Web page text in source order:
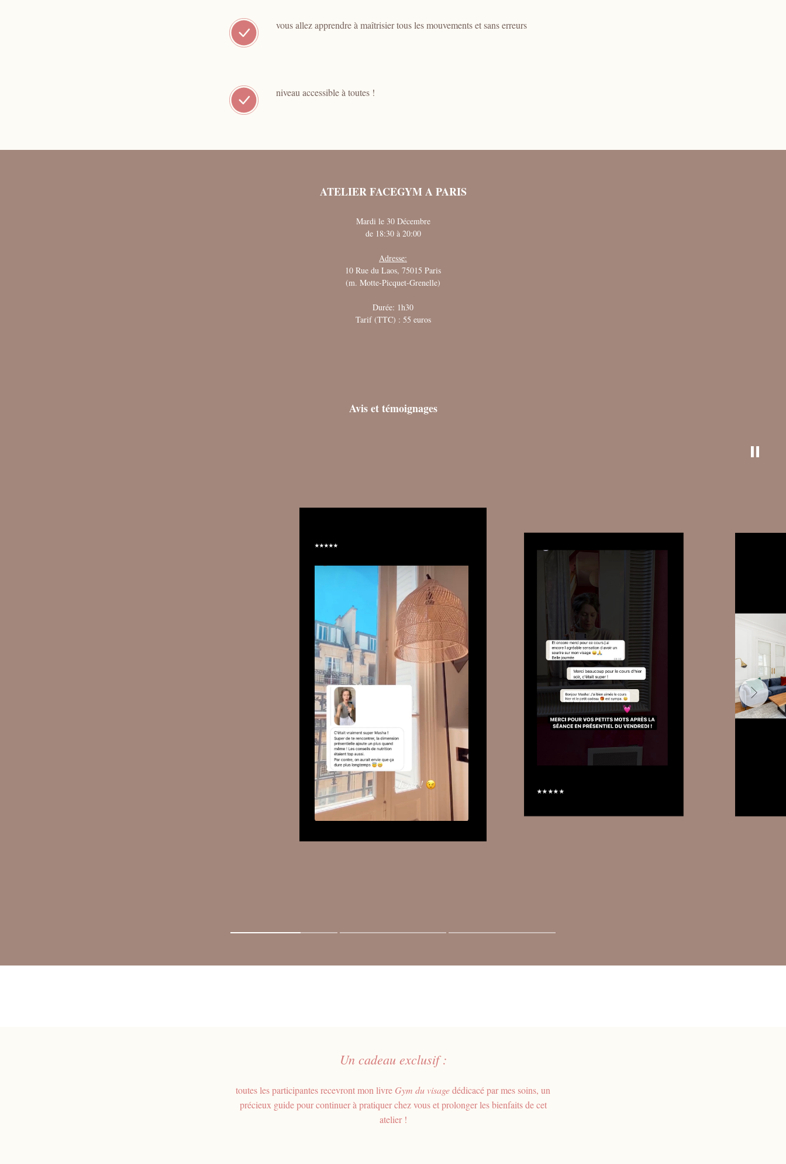
vous allez apprendre à maîtrisier tous les mouvements et sans erreurs
niveau accessible à toutes !
ATELIER FACEGYM A PARIS
Mardi le 30 Décembre
de 18:30 à 20:00
Adresse:
10 Rue du Laos, 75015 Paris
(m. Motte-Picquet-Grenelle)
Durée: 1h30
Tarif (TTC) : 55 euros
Avis et témoignages
⭑⭑⭑⭑⭑
⭑⭑⭑⭑⭑
Un cadeau exclusif :
toutes les participantes recevront mon livre Gym du visagedédicacé par mes soins, un
précieux guide pour continuer à pratiquer chez vous et prolonger les bienfaits de cet
atelier !